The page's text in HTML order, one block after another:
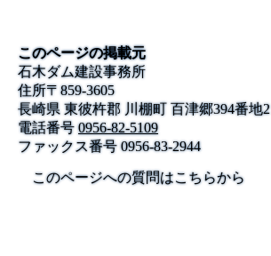
このページの掲載元
石木ダム建設事務所
住所〒859-3605
長崎県 東彼杵郡 川棚町 百津郷394番地2
電話番号 0956-82-5109
ファックス番号0956-83-2944
このページへの質問はこちらから